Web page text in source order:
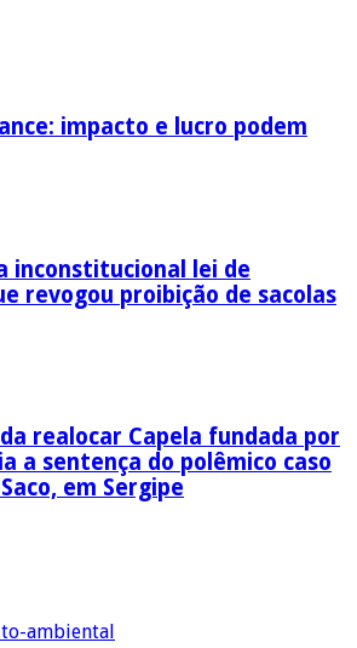
impacto e lucro podem
inconstitucional lei de
revogou proibição de sacolas
realocar Capela fundada por
a sentença do polêmico caso
em Sergipe